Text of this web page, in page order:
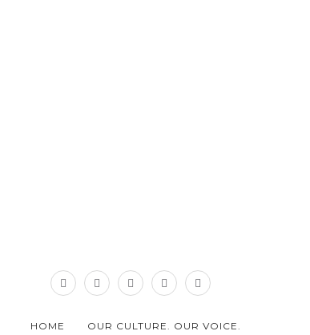
HOME OUR CULTURE. OUR VOICE.